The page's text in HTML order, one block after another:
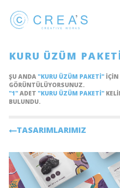
KURU ÜZÜM
ŞU ANDA"KURU ÜZÜM PAKETI"IÇIN
GÖRÜNTÜLÜYORSUNUZ.
"1"ADET "KURU ÜZÜM PAKETI"
BULUNDU.
TASARIMLARIMIZ